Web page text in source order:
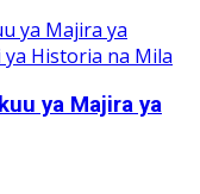
ya Majira ya